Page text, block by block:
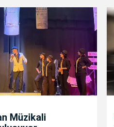
Müzikali